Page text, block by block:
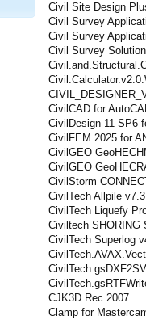
Civil Site Design
Civil Survey
Civil Survey
Civil Survey
CivilCAD for
CivilDesign 11 SP6
CivilFEM 2025 for
CivilGEO
CivilGEO
CivilStorm
CivilTech Allpile
CivilTech Liquefy
Civiltech SHORING
CivilTech Superlog
CJK3D Rec 2007
Clamp for